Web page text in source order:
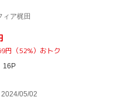
ィア梶田
円（52%）おトク
16P
05/02